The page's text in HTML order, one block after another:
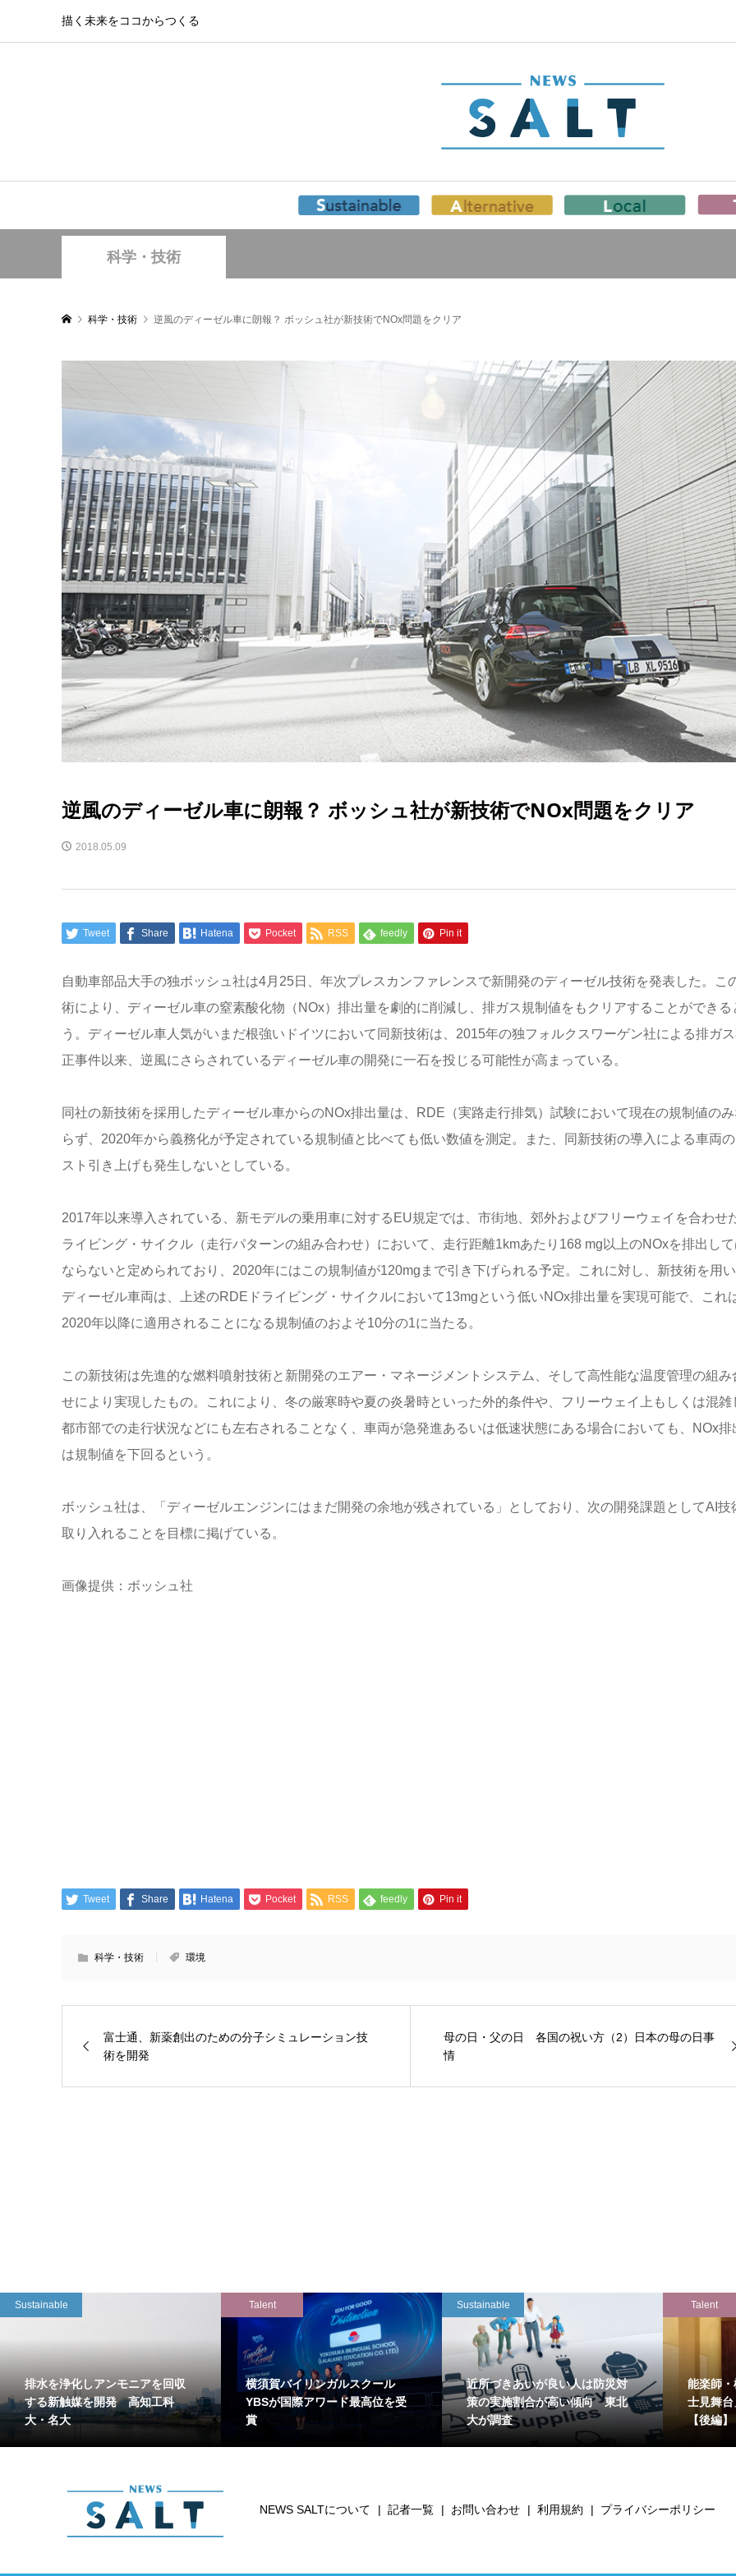
描く未来をココからつくる
科学・技術
科学・技術 逆風のディーゼル車に朗報？ ボッシュ社が新技術でNOx問題をクリア
逆風のディーゼル車に朗報？ ボッシュ社が新技術でNOx問題をクリア
2018.05.09
Tweet Share Hatena Pocket RSS feedly Pin it
自動車部品大手の独ボッシュ社は4月25日、年次プレスカンファレンスで新開発のディーゼル技術を発表した。こ
術により、ディーゼル車の窒素酸化物（NOx）排出量を劇的に削減し、排ガス規制値をもクリアすることができる
う。ディーゼル車人気がいまだ根強いドイツにおいて同新技術は、2015年の独フォルクスワーゲン社による排ガ
正事件以来、逆風にさらされているディーゼル車の開発に一石を投じる可能性が高まっている。
同社の新技術を採用したディーゼル車からのNOx排出量は、RDE（実路走行排気）試験において現在の規制値の
らず、2020年から義務化が予定されている規制値と比べても低い数値を測定。また、同新技術の導入による車両
スト引き上げも発生しないとしている。
2017年以来導入されている、新モデルの乗用車に対するEU規定では、市街地、郊外およびフリーウェイを合わせ
ライビング・サイクル（走行パターンの組み合わせ）において、走行距離1kmあたり168 mg以上のNOxを排出し
ならないと定められており、2020年にはこの規制値が120mgまで引き下げられる予定。これに対し、新技術を用
ディーゼル車両は、上述のRDEドライビング・サイクルにおいて13mgという低いNOx排出量を実現可能で、これ
2020年以降に適用されることになる規制値のおよそ10分の1に当たる。
この新技術は先進的な燃料噴射技術と新開発のエアー・マネージメントシステム、そして高性能な温度管理の組み
せにより実現したもの。これにより、冬の厳寒時や夏の炎暑時といった外的条件や、フリーウェイ上もしくは混雑
都市部での走行状況などにも左右されることなく、車両が急発進あるいは低速状態にある場合においても、NOx排
は規制値を下回るという。
ボッシュ社は、「ディーゼルエンジンにはまだ開発の余地が残されている」としており、次の開発課題としてAI技
取り入れることを目標に掲げている。
画像提供：ボッシュ社
Tweet Share Hatena Pocket RSS feedly Pin it
科学・技術 環境
富士通、新薬創出のための分子シミュレーション技
術を開発
母の日・父の日 各国の祝い方（2）日本の母の日事
情
Sustainable
排水を浄化しアンモニアを回収
する新触媒を開発 高知工科
大・名大
Talent
横須賀バイリンガルスクール
YBSが国際アワード最高位を受
賞
Sustainable
近所づきあいが良い人は防災対
策の実施割合が高い傾向 東北
大が調査
Talent
能楽師
士見舞
【後編】
NEWS SALTについて 記者一覧 お問い合わせ 利用規約 プライバシーポリシー